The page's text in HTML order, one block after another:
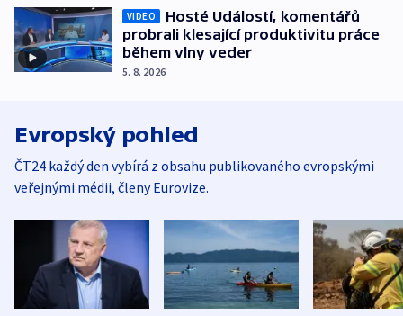
VIDEO
Hosté Událostí, komentářů
probrali klesající produktivitu práce
během vlny veder
5. 8. 2026
Evropský pohled
ČT24 každý den vybírá z obsahu publikovaného evropskými
veřejnými médii, členy Eurovize.